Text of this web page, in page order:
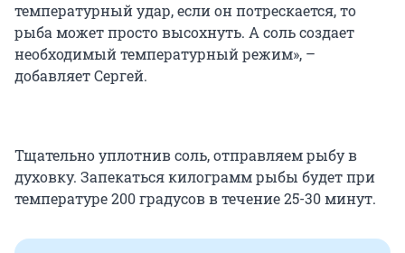
температурный удар, если он потрескается, то
рыба может просто высохнуть. А соль создает
необходимый температурный режим», –
добавляет Сергей.
Тщательно уплотнив соль, отправляем рыбу в
духовку. Запекаться килограмм рыбы будет при
температуре 200 градусов в течение 25-30 минут.